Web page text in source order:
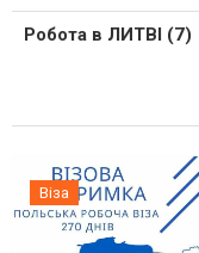
Робота в ЛИТВІ (7)
Віза